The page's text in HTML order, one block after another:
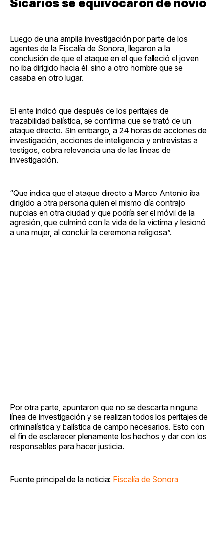
Sicarios se equivocaron de novio
Luego de una amplia investigación por parte de los
agentes de la Fiscalía de Sonora, llegaron a la
conclusión de que el ataque en el que falleció el joven
no iba dirigido hacia él, sino a otro hombre que se
casaba en otro lugar.
El ente indicó que después de los peritajes de
trazabilidad balística, se confirma que se trató de un
ataque directo. Sin embargo, a 24 horas de acciones de
investigación, acciones de inteligencia y entrevistas a
testigos, cobra relevancia una de las líneas de
investigación.
“Que indica que el ataque directo a Marco Antonio iba
dirigido a otra persona quien el mismo día contrajo
nupcias en otra ciudad y que podría ser el móvil de la
agresión, que culminó con la vida de la víctima y lesionó
a una mujer, al concluir la ceremonia religiosa”.
Por otra parte, apuntaron que no se descarta ninguna
línea de investigación y se realizan todos los peritajes de
criminalística y balística de campo necesarios. Esto con
el fin de esclarecer plenamente los hechos y dar con los
responsables para hacer justicia.
Fuente principal de la noticia: Fiscalía de Sonora